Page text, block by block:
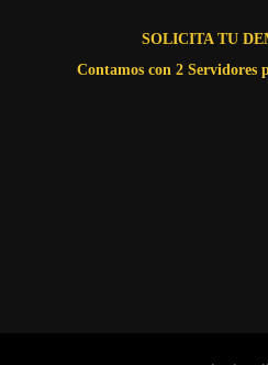
SOLICITA TU
Contamos con 2 Servidores